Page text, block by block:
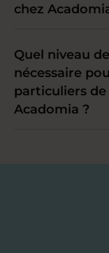
chez
Quel niveau
nécessaire
particuliers
Acadomia ?